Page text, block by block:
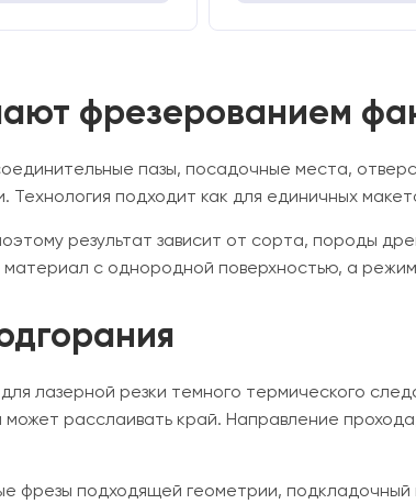
фрезерованием
пазы, посадочные места,
подходит как для единичных
результат зависит от сорта, породы
с однородной поверхностью, а
лазерной резки темного термического
расслаивать край. Направление
фрезы подходящей геометрии,